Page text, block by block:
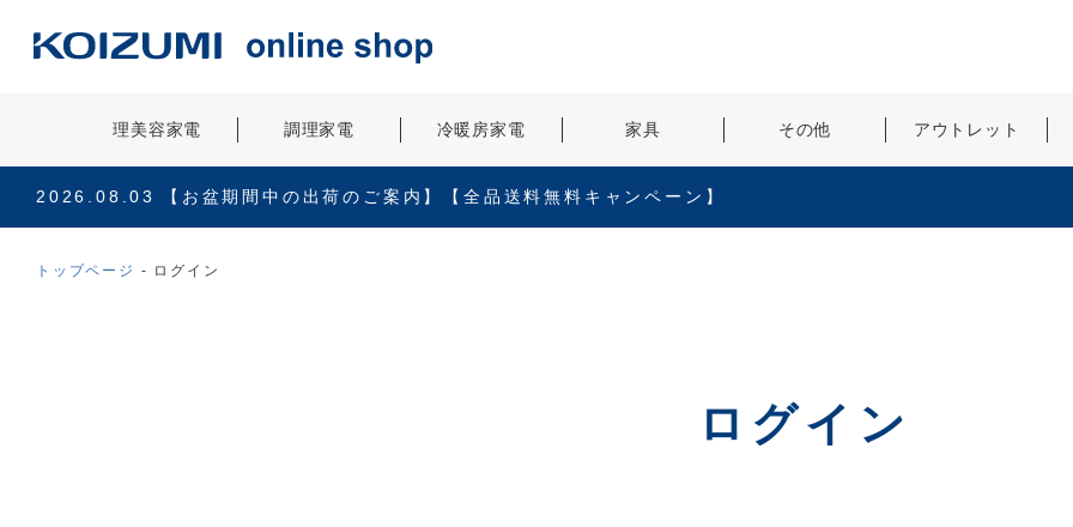
理美容家電 調理家電 冷暖房家電 家具 その他 アウトレット
2026.08.03 【お盆期間中の出荷のご案内】【全品送料無料キャンペーン】
トップページ ログイン
ログイン